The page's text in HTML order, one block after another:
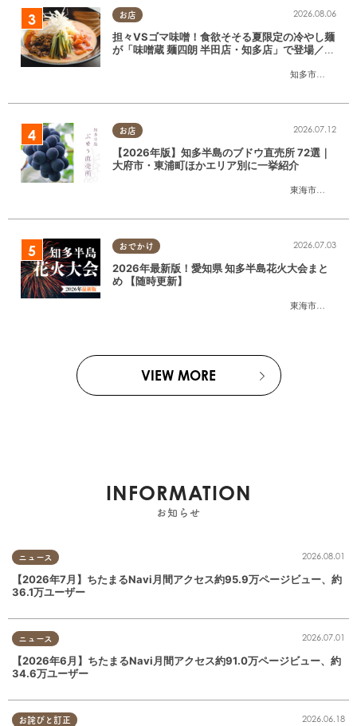
お店
知多市
,半田市
2026.08.06
担々VSゴマ味噌！食欲そそる夏限定の冷やし麺
が「味噌蔵 麺四朗 半田店・知多店」で登場／ち
お店
東海市
,大府市
2026.07.12
【2026年版】知多半島のブドウ直売所 72選｜
大府市・東浦町ほかエリア別に一挙紹介
おでかけ
東海市
,大府市
2026.07.03
2026年最新版！愛知県 知多半島花火大会まと
め 【随時更新】
VIEW MORE
INFORMATION
お知らせ
ニュース 2026.08.01
【2026年7月】ちたまるNavi月間アクセス約95.9万ページビュー、約
36.1万ユーザー
ニュース 2026.07.01
【2026年6月】ちたまるNavi月間アクセス約91.0万ページビュー、約
34.6万ユーザー
お詫びと訂正 2026.06.18